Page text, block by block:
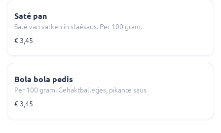
Saté pan
Saté van varken in staésaus. Per 100 gram.
€ 3,45
Bola bola pedis
Per 100 gram. Gehaktballetjes, pikante saus
€ 3,45